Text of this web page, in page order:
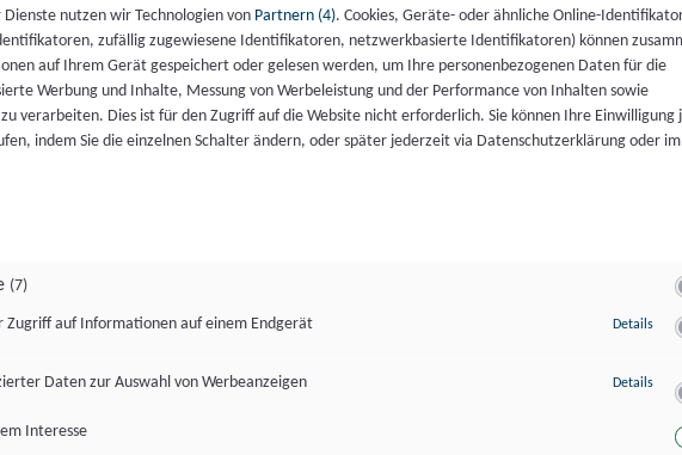
nutzen wir Technologien von Partnern (4). Cookies, Geräte- oder ähnliche Online-
zufällig zugewiesene Identifikatoren, netzwerkbasierte Identifikatoren) können
auf Ihrem Gerät gespeichert oder gelesen werden, um Ihre personenbezogenen Daten für die
Werbung und Inhalte, Messung von Werbeleistung und der Performance von Inhalten sowie
verarbeiten. Dies ist für den Zugriff auf die Website nicht erforderlich. Sie können Ihre Einwilligung
indem Sie die einzelnen Schalter ändern, oder später jederzeit via Datenschutzerklärung oder im
(7)
Zugriff auf Informationen auf einem Endgerät
Details zu
Daten zur Auswahl von Werbeanzeigen
Interesse
Details zu